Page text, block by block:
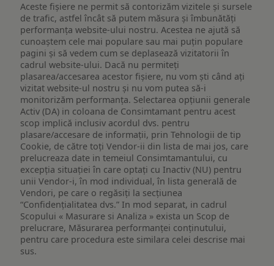
Aceste fișiere ne permit să contorizăm vizitele și sursele
de trafic, astfel încât să putem măsura și îmbunătăți
performanța website-ului nostru. Acestea ne ajută să
cunoaștem cele mai populare sau mai puțin populare
pagini și să vedem cum se deplasează vizitatorii în
cadrul website-ului. Dacă nu permiteți
plasarea/accesarea acestor fișiere, nu vom ști când ați
vizitat website-ul nostru și nu vom putea să-i
monitorizăm performanța. Selectarea opțiunii generale
Activ (DA) in coloana de Consimtamant pentru acest
scop implică inclusiv acordul dvs. pentru
plasare/accesare de informații, prin Tehnologii de tip
Cookie, de către toți Vendor-ii din lista de mai jos, care
prelucreaza date in temeiul Consimtamantului, cu
excepția situației în care optați cu Inactiv (NU) pentru
unii Vendor-i, în mod individual, în lista generală de
Vendori, pe care o regăsiți la secțiunea
“Confidențialitatea dvs.” In mod separat, in cadrul
Scopului « Masurare si Analiza » exista un Scop de
prelucrare, Măsurarea performanței conținutului,
pentru care procedura este similara celei descrise mai
sus.